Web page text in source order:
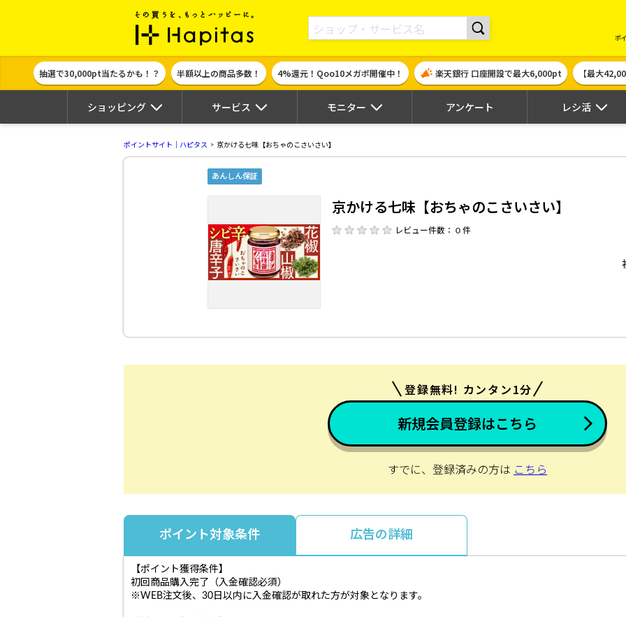
ポイント貯めて現金やギフト券に交換できるポイントサイト | ハピタス
ポ
抽選で30,000pt当たるかも！？ 半額以上の商品多数！ 4%還元！Qoo10メガポ開催中！ 楽天銀行 口座開設で最大6,000pt 【最大
ショッピング サービス モニター アンケート レシ活
ポイントサイト｜ハピタス 京かける七味【おちゃのこさいさい】
あんしん保証
京かける七味【おちゃのこさいさい】
レビュー件数： 0 件
登録無料! カンタン1分
新規会員登録はこちら
すでに、登録済みの方は こちら
ポイント対象条件 広告の詳細
【ポイント獲得条件】
初回商品購入完了（入金確認必須）
※WEB注文後、30日以内に入金確認が取れた方が対象となります。